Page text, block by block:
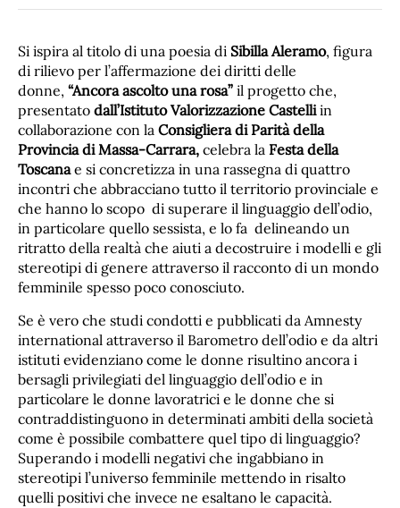
Si ispira al titolo di una poesia di Sibilla Aleramo, figura
di rilievo per l’affermazione dei diritti delle
donne, “Ancora ascolto una rosa” il progetto che,
presentato dall’Istituto Valorizzazione Castelliin
collaborazione con la Consigliera di Parità della
Provincia di Massa-Carrara, celebra la Festa della
Toscanae si concretizza in una rassegna di quattro
incontri che abbracciano tutto il territorio provinciale e
che hanno lo scopo di superare il linguaggio dell’odio,
in particolare quello sessista, e lo fa delineando un
ritratto della realtà che aiuti a decostruire i modelli e gli
stereotipi di genere attraverso il racconto di un mondo
femminile spesso poco conosciuto.
Se è vero che studi condotti e pubblicati da Amnesty
international attraverso il Barometro dell’odio e da altri
istituti evidenziano come le donne risultino ancora i
bersagli privilegiati del linguaggio dell’odio e in
particolare le donne lavoratrici e le donne che si
contraddistinguono in determinati ambiti della società
come è possibile combattere quel tipo di linguaggio?
Superando i modelli negativi che ingabbiano in
stereotipi l’universo femminile mettendo in risalto
quelli positivi che invece ne esaltano le capacità.